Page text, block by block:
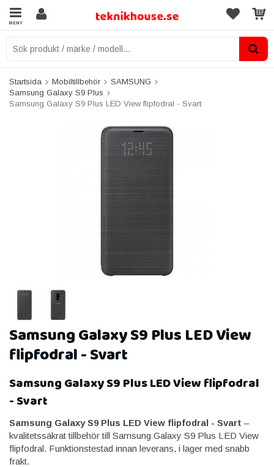
MENY
Startsida Mobiltillbehör
SAMSUNG
Samsung Galaxy S9 Plus
Samsung Galaxy S9 Plus LED View flipfodral - Svart
Samsung Galaxy S9 Plus LED View
flipfodral - Svart
Samsung Galaxy S9 Plus LED View flipfodral
- Svart
Samsung Galaxy S9 Plus LED View flipfodral - Svart –
kvalitetssäkrat tillbehör till Samsung Galaxy S9 Plus LED View
flipfodral. Funktionstestad innan leverans, i lager med snabb
frakt.